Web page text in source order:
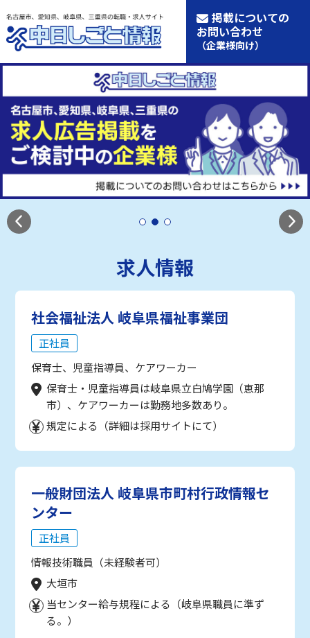
掲載についての
お問い合わせ
（企業様向け）
求人情報
社会福祉法人 岐阜県福祉事業団
正社員
保育士、児童指導員、ケアワーカー
保育士・児童指導員は岐阜県立白鳩学園（恵那
市）、ケアワーカーは勤務地多数あり。
規定による（詳細は採用サイトにて）
一般財団法人 岐阜県市町村行政情報セ
ンター
正社員
情報技術職員（未経験者可）
大垣市
当センター給与規程による（岐阜県職員に準ず
る。）